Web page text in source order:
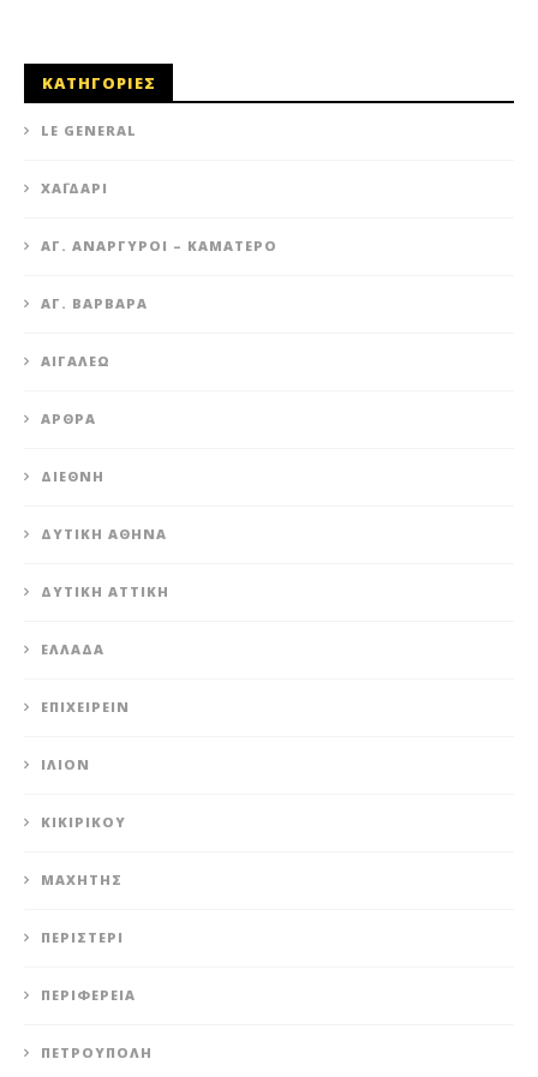
ΚΑΤΗΓΟΡΙΕΣ
LE GENERAL
XΑΪΔΆΡΙ
ΆΓ. ΑΝΆΡΓΥΡΟΙ – KΑΜΑΤΕΡΌ
ΑΓ. ΒΑΡΒΆΡΑ
ΑΙΓΆΛΕΩ
ΆΡΘΡΑ
ΔΙΕΘΝΉ
ΔΥΤΙΚΉ ΑΘΉΝΑ
ΔΥΤΙΚΉ ΑΤΤΙΚΉ
ΕΛΛΆΔΑ
ΕΠΙΧΕΙΡΕΊΝ
ΊΛΙΟΝ
ΚΙΚΙΡΙΚΟΥ
ΜΑΧΗΤΗΣ
ΠΕΡΙΣΤΈΡΙ
ΠΕΡΙΦΈΡΕΙΑ
ΠΕΤΡΟΎΠΟΛΗ